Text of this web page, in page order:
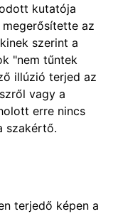
kutatója
az
szerint a
"nem tűntek
illúzió terjed az
vagy a
erre nincs
szakértő.
terjedő képen a